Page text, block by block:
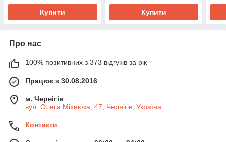
Купити Купити
Про нас
100% позитивних з 373 відгуків за рік
Працює з 30.08.2016
м. Чернігів
вул. Олега Міхнюка, 47, Чернігів, Україна
Контакти